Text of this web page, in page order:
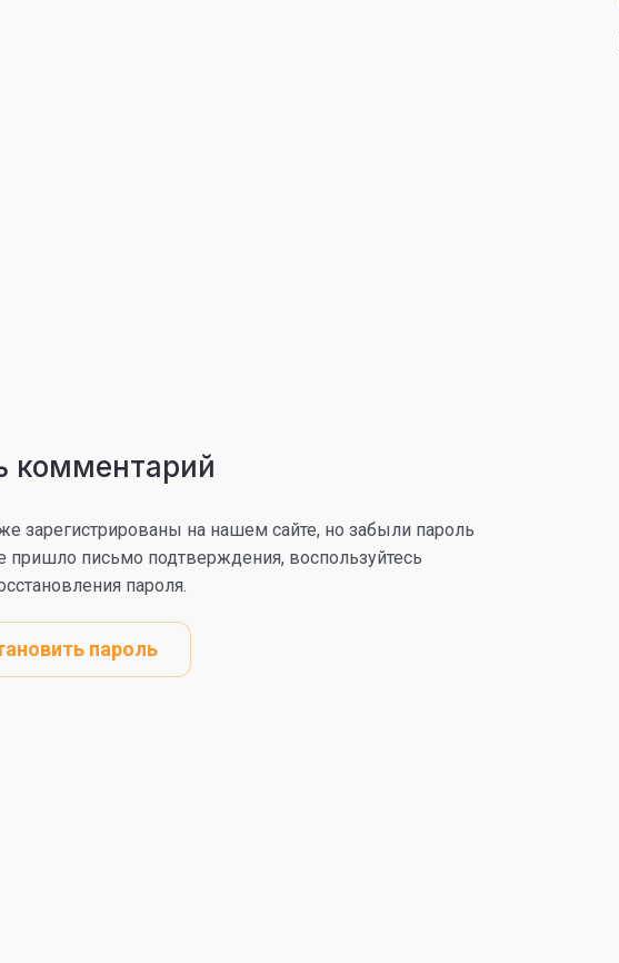
комментарий
зарегистрированы на нашем сайте, но забыли пароль
пришло письмо подтверждения, воспользуйтесь
пароля.
пароль